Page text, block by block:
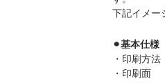
下記イメー
⚫︎基本仕様
・印刷方
・印刷面